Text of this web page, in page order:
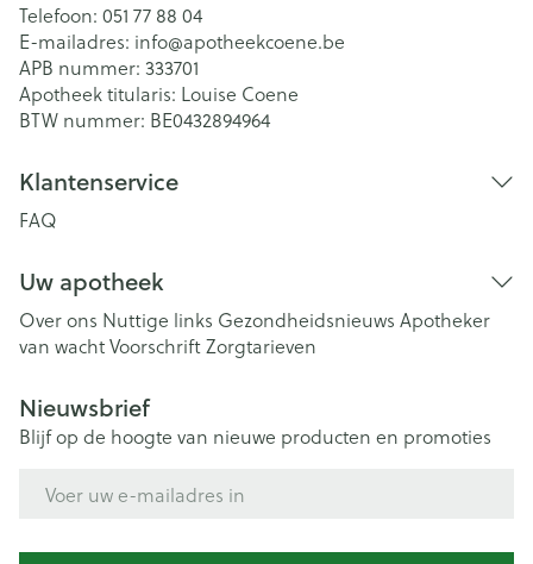
Telefoon: 051 77 88 04
E-mailadres: info@apotheekcoene.be
APB nummer: 333701
Apotheek titularis: Louise Coene
BTW nummer: BE0432894964
Klantenservice
FAQ
Uw apotheek
Over ons Nuttige links Gezondheidsnieuws Apotheker
van wachtVoorschriftZorgtarieven
Nieuwsbrief
Blijf op de hoogte van nieuwe producten en promoties